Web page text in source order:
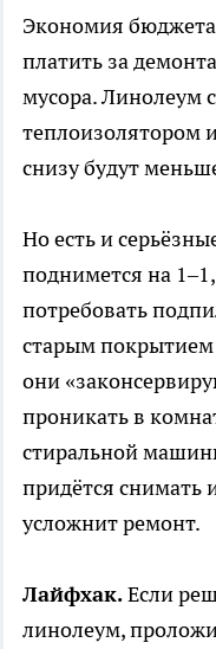
Экономия
платить за
мусора. Линолеум
теплоизолятором
снизу будут
Но есть и
поднимется на
потребовать
старым покрытием
они
проникать в
стиральной
придётся снимать
усложнит ремонт.
Лайфхак.Если
линолеум,